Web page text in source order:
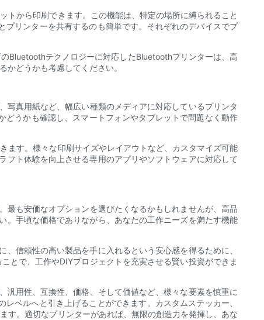
から印刷できます。この機能は、特定の場所に縛られること
リンターを共有するのも簡単です。それぞれのデバイスでプ
Bluetoothテクノロジーに対応したBluetoothプリンターは、高
どうかも考慮してください。
真用紙など、幅広い種類のメディアに対応しているプリンタ
うかも確認し、スマートフォンやタブレットで問題なく動作
ます。様々な印刷サイズやレイアウトなど、カスタマイズ可能
ト体験を向上させる専用のアプリやソフトウェアに対応して
も安価なオプションを選びたくなるかもしれませんが、高品
。手頃な価格でありながら、あなたの工作ニーズを満たす機能
信頼性の高い製品を手に入れるという安心感を得るために、
とで、工作やDIYプロジェクトを充実させる賢い投資ができま
用性、互換性、価格、そして価値など、様々な要素を慎重に
ベルへと引き上げることができます。カスタムステッカー、
す。適切なプリンターがあれば、無限の創造力を発揮し、あな